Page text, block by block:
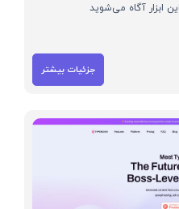
ابزار آگاه می‌شوید
جزئیات بیشتر